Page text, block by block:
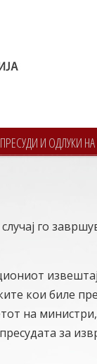
ПРЕСУДИ И ОДЛУКИ
го
кои биле
на
за